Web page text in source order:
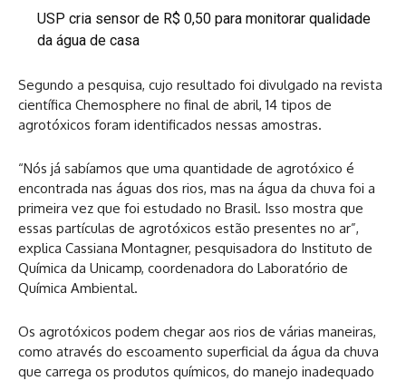
USP cria sensor de R$ 0,50 para monitorar qualidade
da água de casa
Segundo a pesquisa, cujo resultado foi divulgado na revista
científica Chemosphere no final de abril, 14 tipos de
agrotóxicos foram identificados nessas amostras.
“Nós já sabíamos que uma quantidade de agrotóxico é
encontrada nas águas dos rios, mas na água da chuva foi a
primeira vez que foi estudado no Brasil. Isso mostra que
essas partículas de agrotóxicos estão presentes no ar”,
explica Cassiana Montagner, pesquisadora do Instituto de
Química da Unicamp, coordenadora do Laboratório de
Química Ambiental.
Os agrotóxicos podem chegar aos rios de várias maneiras,
como através do escoamento superficial da água da chuva
que carrega os produtos químicos, do manejo inadequado